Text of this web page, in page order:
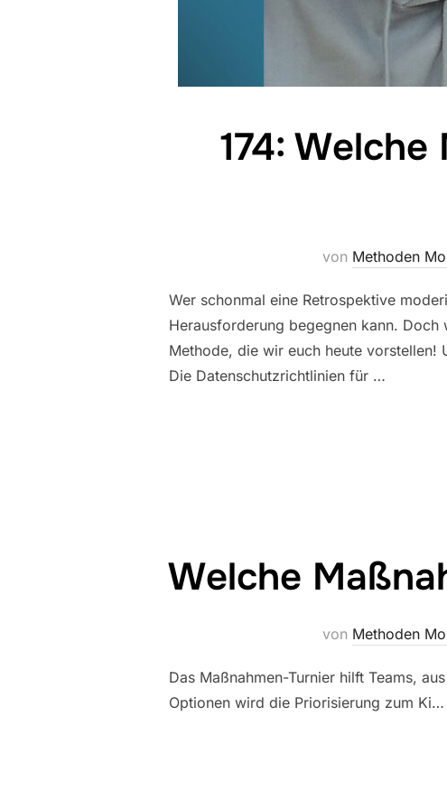
174:
von Methoden
Wer schonmal eine Retrospektive
Herausforderung begegnen kann.
Methode, die wir euch heute vorstellen!
Die Datenschutzrichtlinien für …
Welche
von Methoden
Das Maßnahmen-Turnier hilft Teams,
Optionen wird die Priorisierung zum Ki…